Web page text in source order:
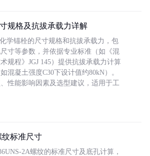
规格及抗拔承载力详解
学锚栓的尺寸规格和抗拔承载力，包
寸等参数，并依据专业标准（如《混
规程》JGJ 145）提供抗拔承载力计算
混凝土强度C30下设计值约80kN）。
性能影响因素及选型建议，适用于工
纹标准尺寸
2A螺纹的标准尺寸及底孔计算，